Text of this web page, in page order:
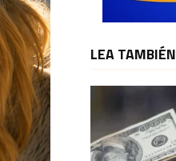
LEA TAMBIÉN